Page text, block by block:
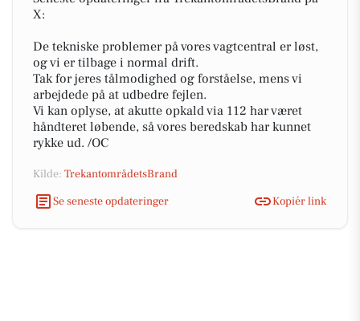
X:
De tekniske problemer på vores vagtcentral er løst,
og vi er tilbage i normal drift.
Tak for jeres tålmodighed og forståelse, mens vi
arbejdede på at udbedre fejlen.
Vi kan oplyse, at akutte opkald via 112 har været
håndteret løbende, så vores beredskab har kunnet
rykke ud. /OC
Kilde: TrekantområdetsBrand
Se seneste opdateringer
Kopiér link